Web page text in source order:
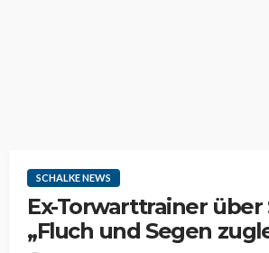
SCHALKE NEWS
Ex-Torwarttrainer über
„Fluch und Segen